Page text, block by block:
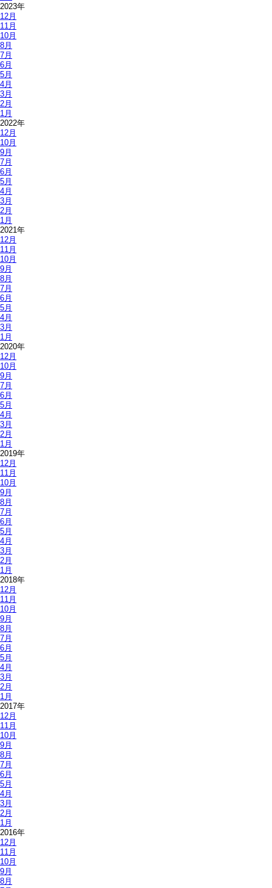
2023年
12月
11月
10月
8月
7月
6月
5月
4月
3月
2月
1月
2022年
12月
10月
9月
7月
6月
5月
4月
3月
2月
1月
2021年
12月
11月
10月
9月
8月
7月
6月
5月
4月
3月
1月
2020年
12月
10月
9月
7月
6月
5月
4月
3月
2月
1月
2019年
12月
11月
10月
9月
8月
7月
6月
5月
4月
3月
2月
1月
2018年
12月
11月
10月
9月
8月
7月
6月
5月
4月
3月
2月
1月
2017年
12月
11月
10月
9月
8月
7月
6月
5月
4月
3月
2月
1月
2016年
12月
11月
10月
9月
8月